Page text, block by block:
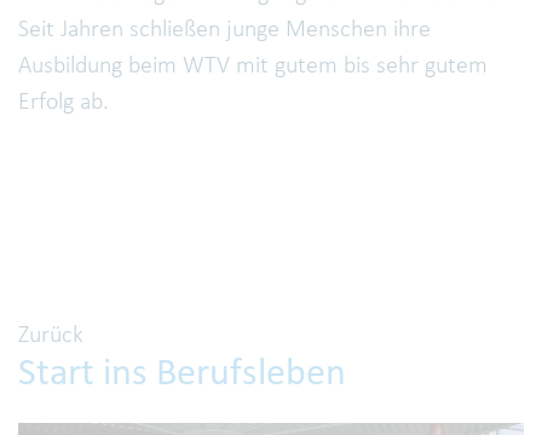
Seit Jahren schließen junge Menschen ihre
Ausbildung beim WTV mit gutem bis sehr gutem
Erfolg ab.
Zurück
Start ins Berufsleben